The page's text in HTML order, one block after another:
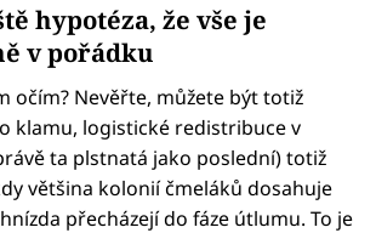
hypotéza, že vše je
v pořádku
očím? Nevěřte, můžete být totiž
klamu, logistické redistribuce v
ta plstnatá jako poslední) totiž
většina kolonií čmeláků dosahuje
přecházejí do fáze útlumu. To je